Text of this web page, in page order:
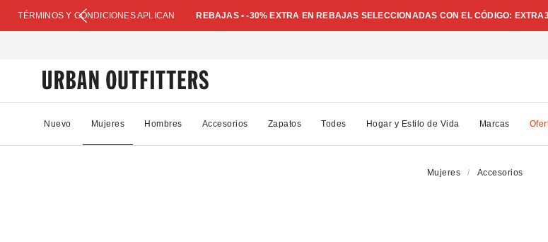
TÉRMINOS Y CONDICIONES APLICAN REBAJAS • -30% EXTRA EN REBAJAS SELECCIONADAS CON EL CÓDIGO:
Nuevo Mujeres Hombres Accesorios Zapatos Todes Hogar y Estilo de Vida Marcas
Mujeres Accesorios